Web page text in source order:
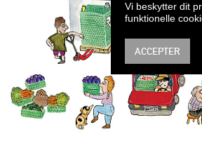
Vi beskytter dit
funktionelle
ACCEPTER